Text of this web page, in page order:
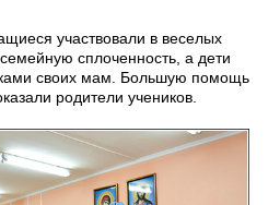
участвовали в веселых
сплоченность, а дети
своих мам. Большую помощь
родители учеников.